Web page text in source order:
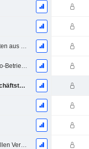
Änderung der Verbindlichkeiten aus Lieferungen und Leistungen
Änderung der sonstigen Netto-Betriebsvermögen
Cashflow aus laufender Geschäftstätigkeit
Verkauf (Kauf) von immateriellen Vermögenswerten